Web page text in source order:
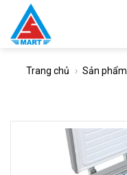
content
Trang chủ › Sản phẩm